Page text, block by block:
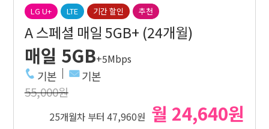
LG U+ LTE 기간 할인 추천
A 스페셜 매일 5GB+ (24개월)
매일 5GB+5Mbps
기본 기본
55,000원
25개월차 부터 47,960원 월 24,640원